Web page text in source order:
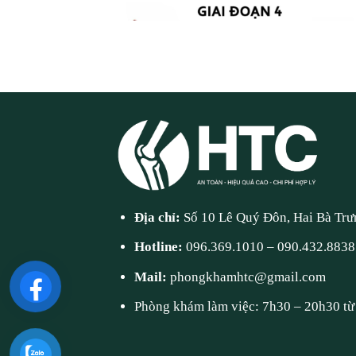
Địa chỉ: Số 10 Lê Quý Đôn, Hai Bà
Hotline:096.369.1010 –090.432.8838
Mail:phongkhamhtc@gmail.com
Phòng khám làm việc: 7h30 – 20h30